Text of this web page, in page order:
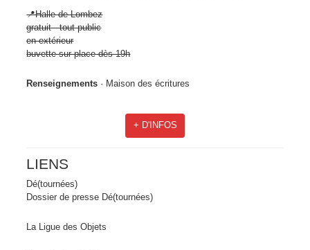
📍Halle de Lombez
gratuit - tout public
en extérieur
buvette sur place dès 19h
Renseignements · Maison des écritures
+ D'INFOS
LIENS
Dé(tournées)
Dossier de presse Dé(tournées)
La Ligue des Objets